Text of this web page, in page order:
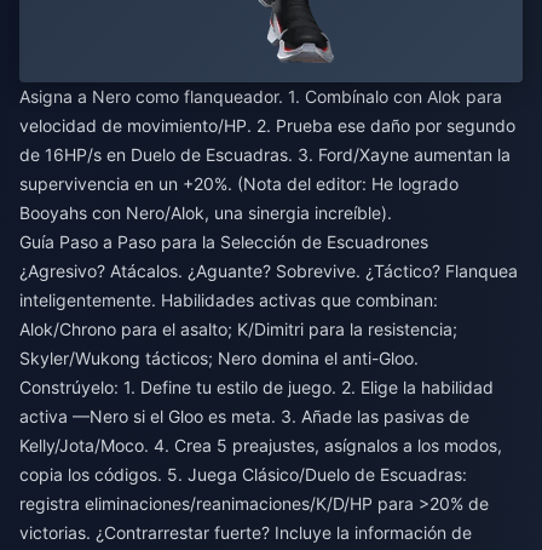
Asigna a Nero como flanqueador. 1. Combínalo con Alok para
velocidad de movimiento/HP. 2. Prueba ese daño por segundo
de 16HP/s en Duelo de Escuadras. 3. Ford/Xayne aumentan la
supervivencia en un +20%. (Nota del editor: He logrado
Booyahs con Nero/Alok, una sinergia increíble).
Guía Paso a Paso para la Selección de Escuadrones
¿Agresivo? Atácalos. ¿Aguante? Sobrevive. ¿Táctico? Flanquea
inteligentemente. Habilidades activas que combinan:
Alok/Chrono para el asalto; K/Dimitri para la resistencia;
Skyler/Wukong tácticos; Nero domina el anti-Gloo.
Constrúyelo: 1. Define tu estilo de juego. 2. Elige la habilidad
activa —Nero si el Gloo es meta. 3. Añade las pasivas de
Kelly/Jota/Moco. 4. Crea 5 preajustes, asígnalos a los modos,
copia los códigos. 5. Juega Clásico/Duelo de Escuadras:
registra eliminaciones/reanimaciones/K/D/HP para >20% de
victorias. ¿Contrarrestar fuerte? Incluye la información de